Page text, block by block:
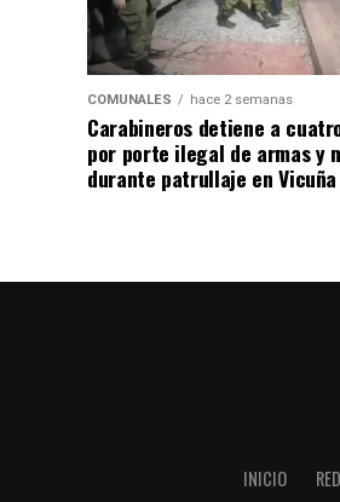
COMUNALES hace 2 semanas
Carabineros detiene a
por porte ilegal de armas y
durante patrullaje en Vicuña
INICIO